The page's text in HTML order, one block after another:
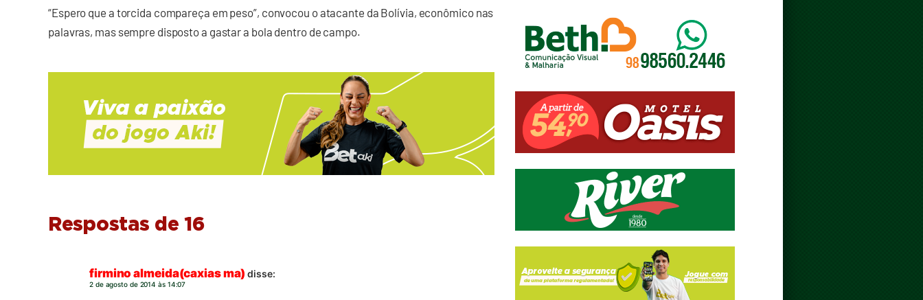
“Espero que a torcida compareça em peso”, convocou o atacante da Bolívia, econômico nas
palavras, mas sempre disposto a gastar a bola dentro de campo.
Respostas de 16
firmino almeida(caxias ma) disse:
2 de agosto de 2014 às 14:07